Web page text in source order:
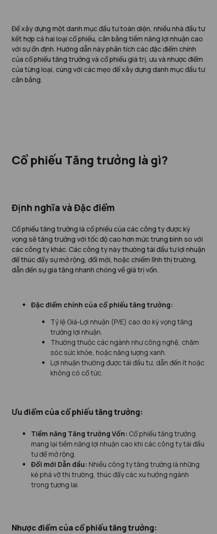
Để xây dựng một danh mục đầu tư toàn diện, nhiều nhà đầu tư
kết hợp cả hai loại cổ phiếu, cân bằng tiềm năng lợi nhuận cao
với sự ổn định. Hướng dẫn này phân tích các đặc điểm chính
của cổ phiếu tăng trưởng và cổ phiếu giá trị, ưu và nhược điểm
của từng loại, cùng với các mẹo để xây dựng danh mục đầu tư
cân bằng.
Cổ phiếu Tăng trưởng là gì?
Định nghĩa và Đặc điểm
Cổ phiếu tăng trưởng là cổ phiếu của các công ty được kỳ
vọng sẽ tăng trưởng với tốc độ cao hơn mức trung bình so với
các công ty khác. Các công ty này thường tái đầu tư lợi nhuận
để thúc đẩy sự mở rộng, đổi mới, hoặc chiếm lĩnh thị trường,
dẫn đến sự gia tăng nhanh chóng về giá trị vốn.
Đặc điểm chính của cổ phiếu tăng trưởng:
Tỷ lệ Giá-Lợi nhuận (P/E) cao do kỳ vọng tăng
trưởng lợi nhuận.
Thường thuộc các ngành như công nghệ, chăm
sóc sức khỏe, hoặc năng lượng xanh.
Lợi nhuận thường được tái đầu tư, dẫn đến ít hoặc
không có cổ tức.
Ưu điểm của cổ phiếu tăng trưởng:
Tiềm năng Tăng trưởng Vốn: Cổ phiếu tăng trưởng
mang lại tiềm năng lợi nhuận cao khi các công ty tái đầu
tư để mở rộng.
Đổi mới Dẫn đầu: Nhiều công ty tăng trưởng là những
kẻ phá vỡ thị trường, thúc đẩy các xu hướng ngành
trong tương lai.
Nhược điểm của cổ phiếu tăng trưởng: